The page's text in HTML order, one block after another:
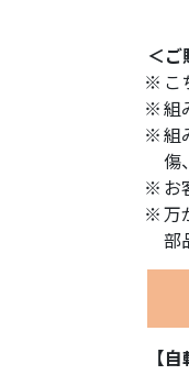
＜
こ
組
組
傷
お
万
部
【